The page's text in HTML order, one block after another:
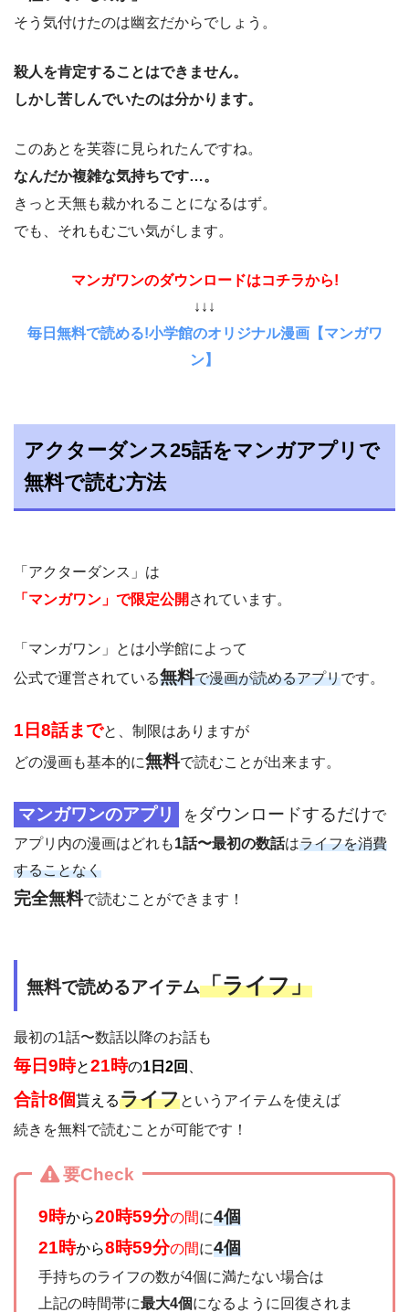
そう気付けたのは幽玄だからでしょう。
殺人を肯定することはできません。
しかし苦しんでいたのは分かります。
このあとを芙蓉に見られたんですね。
なんだか複雑な気持ちです…。
きっと天無も裁かれることになるはず。
でも、それもむごい気がします。
マンガワンのダウンロードはコチラから!
↓↓↓
毎日無料で読める!小学館のオリジナル漫画【マンガワ
ン】
アクターダンス25話をマンガアプリで
無料で読む方法
「アクターダンス」は
「マンガワン」で限定公開 されています。
「マンガワン」とは小学館によって
公式で運営されている無料で漫画が読めるアプリです。
1日8話までと、制限はありますが
どの漫画も基本的に無料で読むことが出来ます。
マンガワンのアプリ をダウンロードするだけで
アプリ内の漫画はどれも1話〜最初の数話はライフを消費
することなく
完全無料で読むことができます！
無料で読めるアイテム「ライフ」
最初の1話〜数話以降のお話も
毎日9時と21時の1日2回
合計8個貰えるライフというアイテムを使えば
続きを無料で読むことが可能です！
要Check
9時から20時59分の間に4個
21時から8時59分の間に4個
手持ちのライフの数が4個に満たない場合は
上記の時間帯に最大4個になるように回復されま